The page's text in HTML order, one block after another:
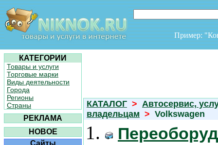
Пример:
КАТЕГОРИИ
Товары и услуги
Торговые марки
Виды деятельности
Города
Регионы
Страны
РЕКЛАМА
НОВОЕ
Сайты
КАТАЛОГ > Автосервис,
владельцам > Volkswagen
1.